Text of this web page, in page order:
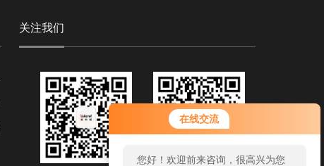
在线交流
您好！欢迎前来咨询，很高兴为您
服务，请问您要咨询什么问题呢？
您好，看您停留很久了，是否找到
关注我们